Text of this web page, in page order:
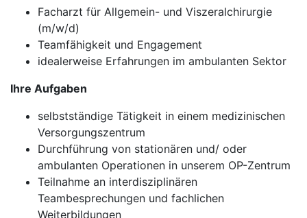
Facharzt für Allgemein- und Viszeralchirurgie
(m/w/d)
Teamfähigkeit und Engagement
idealerweise Erfahrungen im ambulanten Sektor
Ihre Aufgaben
selbstständige Tätigkeit in einem medizinischen
Versorgungszentrum
Durchführung von stationären und/ oder
ambulanten Operationen in unserem OP-Zentrum
Teilnahme an interdisziplinären
Teambesprechungen und fachlichen
Weiterbildungen